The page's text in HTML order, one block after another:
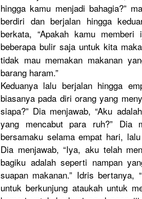
hingga kamu menjadi bahagia?”
berdiri dan berjalan hingga
berkata, “Apakah kamu
beberapa bulir saja untuk kita
tidak mau memakan makanan
barang haram.”
Keduanya lalu berjalan hingga
biasanya pada diri orang yang
siapa?” Dia menjawab, “Aku
yang mencabut para ruh?” Dia
bersamaku selama empat hari,
Dia menjawab, “Iya, aku telah
bagiku adalah seperti nampan
suapan makanan.” Idris
untuk berkunjung ataukah untuk